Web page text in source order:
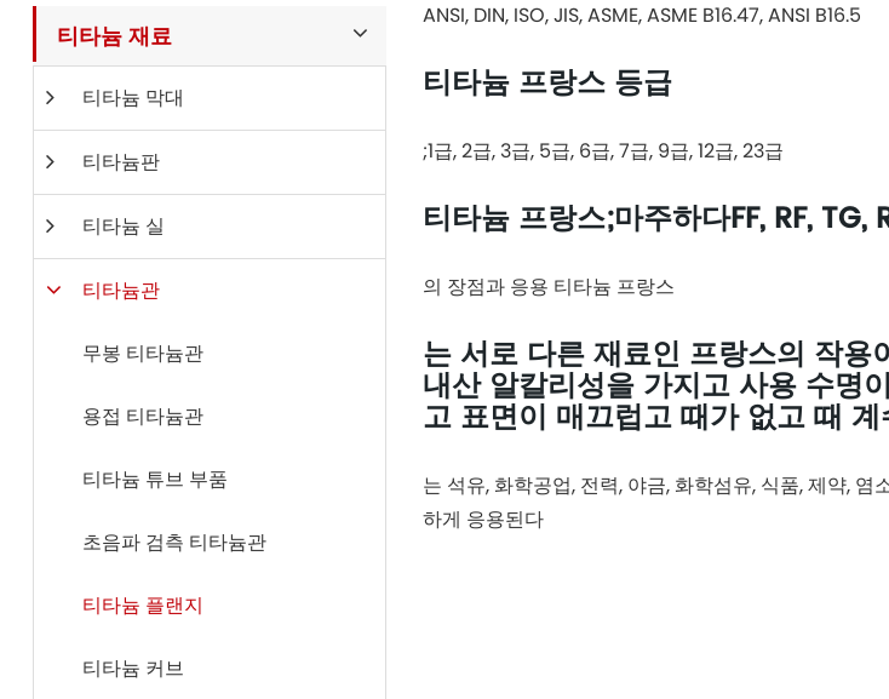
티타늄 재료
티타늄 막대
티타늄판
티타늄 실
티타늄관
무봉 티타늄관
용접 티타늄관
티타늄 튜브 부품
초음파 검측 티타늄관
티타늄 플랜지
티타늄 커브
ANSI, DIN, ISO, JIS, ASME, ASME B16.47, ANSI B16.5
티타늄 프랑스 등급
;1급, 2급, 3급, 5급, 6급, 7급, 9급, 12급, 23급
티타늄 프랑스;마주하다FF, RF, TG,
의 장점과 응용 티타늄 프랑스
는 서로 다른 재료인 프랑스의 작
내산 알칼리성을 가지고 사용 수명
고 표면이 매끄럽고 때가 없고 때
는 석유, 화학공업, 전력, 야금, 화학섬유, 식품, 제약,
하게 응용된다